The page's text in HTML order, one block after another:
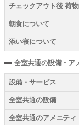
チェックアウト後 荷
朝食について
添い寝について
全室共通の設備・ア
設備・サービス
全室共通の設備
全室共通のアメニティ